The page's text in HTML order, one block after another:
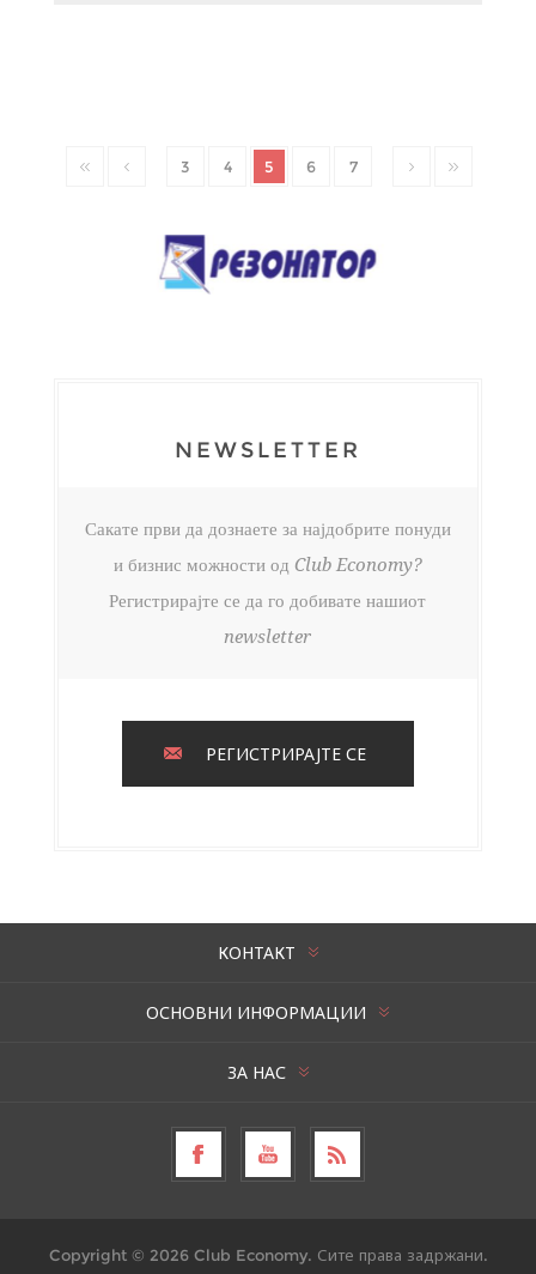
3 4 5 6 7
NEWSLETTER
Сакате први да дознаете за најдобрите понуди
и бизнис можности од Club Economy?
Регистрирајте се да го добивате нашиот
newsletter
РЕГИСТРИРАЈТЕ СЕ
КОНТАКТ
ОСНОВНИ ИНФОРМАЦИИ
ЗА НАС
Copyright © 2026 Club Economy. Сите права задржани.